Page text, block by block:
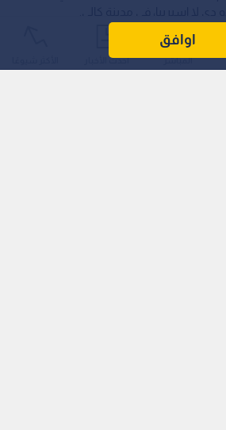
اوافق
المباشر أحدث الأخبار